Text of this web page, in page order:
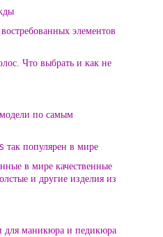
элементов
Что выбрать и как не
по самым
популярен в мире
в мире качественные
и другие изделия из
для маникюра и педикюра